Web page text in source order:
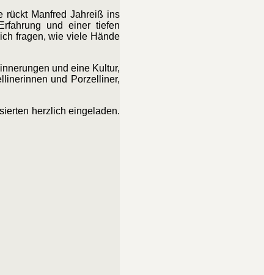
rückt Manfred Jahreiß ins
und einer tiefen
fragen, wie viele Hände
und eine Kultur,
und Porzelliner,
herzlich eingeladen.